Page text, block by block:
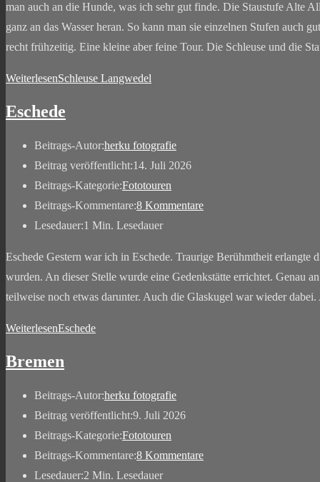
man auch an die Hunde, was ich sehr gut finde. Die Staustufe Alte
ganz an das Wasser heran. So kann man sie einzelnen Stufen auch
recht frühzeitig. Eine kleine aber feine Tour. Die Schleuse und die
WeiterlesenSchleuse Langwedel
Eschede
Beitrags-Autor:herku fotografie
Beitrag veröffentlicht:14. Juli 2026
Beitrags-Kategorie:Fototouren
Beitrags-Kommentare:8 Kommentare
Lesedauer:1 Min. Lesedauer
Eschede Gestern war ich in Eschede. Traurige Berühmtheit
wurden. An dieser Stelle wurde eine Gedenkstätte errichtet. Genau
teilweise noch etwas darunter. Auch die Glaskugel war wieder
WeiterlesenEschede
Bremen
Beitrags-Autor:herku fotografie
Beitrag veröffentlicht:9. Juli 2026
Beitrags-Kategorie:Fototouren
Beitrags-Kommentare:8 Kommentare
Lesedauer:2 Min. Lesedauer